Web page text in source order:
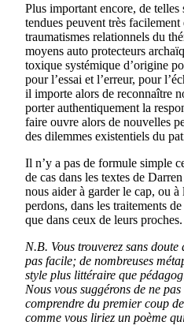
Plus important encore, de
tendues peuvent très
traumatismes relationnels du
moyens auto protecteurs
toxique systémique d’origine
pour l’essai et l’erreur, pour
il importe alors de reconnaître
porter authentiquement la
faire ouvre alors de nouvelles
des dilemmes existentiels du
Il n’y a pas de formule simple
de cas dans les textes de
nous aider à garder le cap, ou
perdons, dans les traitements
que dans ceux de leurs proches.
N.B. Vous trouverez sans doute
pas facile; de nombreuses
style plus littéraire que
Nous vous suggérons de ne
comprendre du premier coup
comme vous liriez un poème